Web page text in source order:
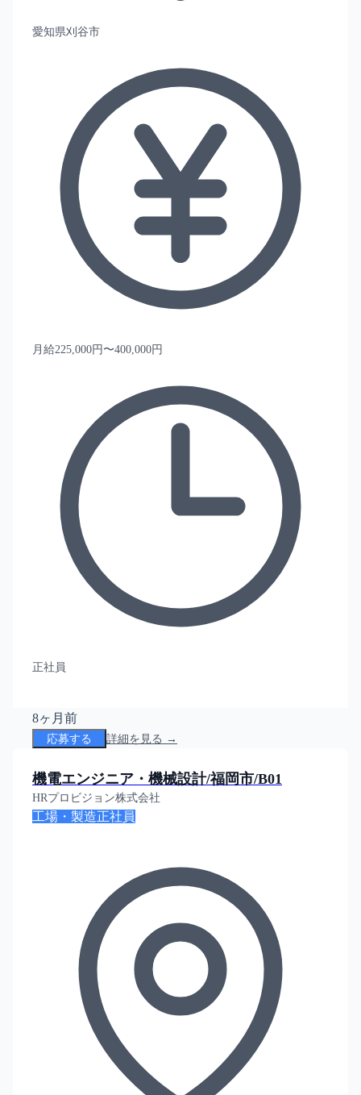
愛知県刈谷市
月給225,000円〜400,000円
正社員
8ヶ月前
応募する 詳細を見る →
機電エンジニア・機械設計/福岡市/B01
HRプロビジョン株式会社
工場・製造正社員